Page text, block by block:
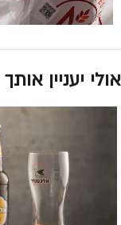
אולי יעניין